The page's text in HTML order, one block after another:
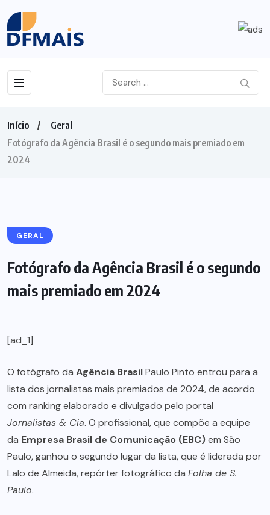
Início
Geral
Fotógrafo da Agência Brasil é o segundo mais premiado em
2024
GERAL
Fotógrafo da Agência Brasil é o segundo
mais premiado em 2024
[ad_1]
O fotógrafo da Agência BrasilPaulo Pinto entrou para a
lista dos jornalistas mais premiados de 2024, de acordo
com ranking elaborado e divulgado pelo portal
Jornalistas & Cia. O profissional, que compõe a equipe
da Empresa Brasil de Comunicação (EBC)em São
Paulo, ganhou o segundo lugar da lista, que é liderada por
Lalo de Almeida, repórter fotográfico da Folha de S.
Paulo.